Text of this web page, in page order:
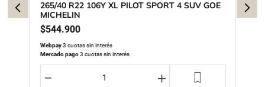
265/40 R22 106Y XL PILOT SPORT 4 SUV GOE
MICHELIN
$544.900
Webpay3 cuotas sin interés
Mercado pago3 cuotas sin interés
＋
－